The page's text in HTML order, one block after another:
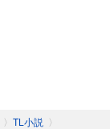
〉 TL小説 〉